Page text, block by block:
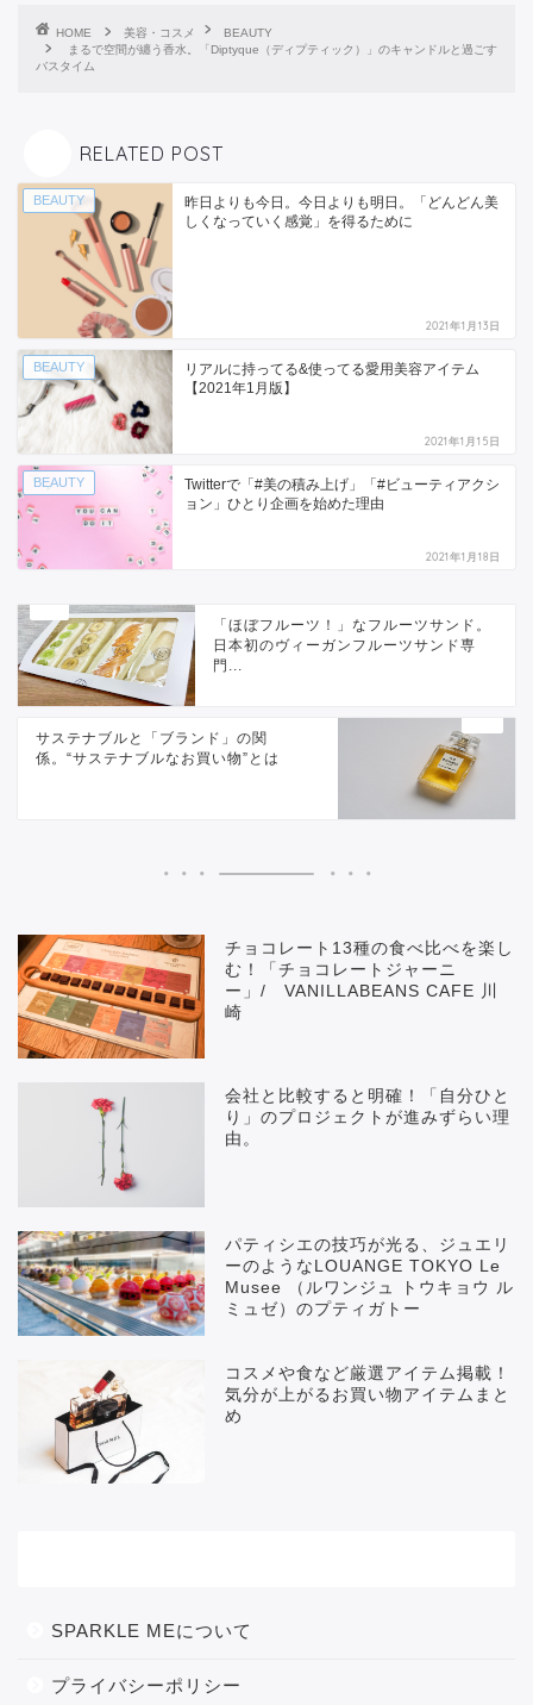
HOME 美容・コスメ
BEAUTY
まるで空間が纏う香水。「Diptyque（ディプティック）」のキャンドルと過ごす
バスタイム
RELATED POST
BEAUTY
昨日よりも今日。今日よりも明日。「どんどん美
しくなっていく感覚」を得るために
2021年1月13日
BEAUTY
リアルに持ってる&使ってる愛用美容アイテム
【2021年1月版】
2021年1月15日
BEAUTY
Twitterで「#美の積み上げ」「#ビューティアクシ
ョン」ひとり企画を始めた理由
2021年1月18日
「ほぼフルーツ！」なフルーツサンド。
日本初のヴィーガンフルーツサンド専
門...
サステナブルと「ブランド」の関
係。“サステナブルなお買い物”とは
チョコレート13種の食べ比べを楽し
む！「チョコレートジャーニ
ー」/ VANILLABEANS CAFE 川
崎
会社と比較すると明確！「自分ひと
り」のプロジェクトが進みずらい理
由。
パティシエの技巧が光る、ジュエリ
ーのようなLOUANGE TOKYO Le
Musee （ルワンジュ トウキョウ ル
ミュゼ）のプティガトー
コスメや食など厳選アイテム掲載！
気分が上がるお買い物アイテムまと
め
SPARKLE MEについて
プライバシーポリシー